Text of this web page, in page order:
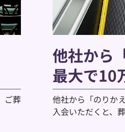
ご葬
他社から
最大で10
他社から「のりか
入会いただくと、